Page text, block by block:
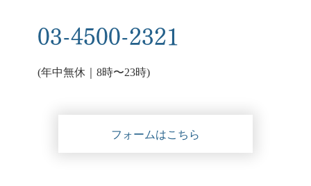
03-4500-2321
(年中無休｜8時〜23時)
フォームはこちら